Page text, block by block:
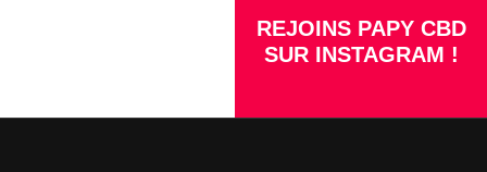
REJOINS PAPY CBD
SUR INSTAGRAM !